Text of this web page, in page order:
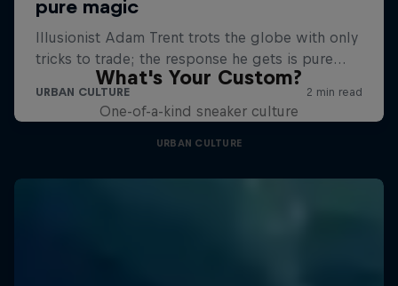
What's Your Custom?
One-of-a-kind sneaker culture
URBAN CULTURE